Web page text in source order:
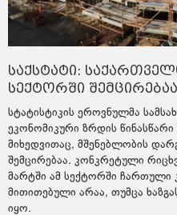
საქსტატი:
სექტორში შემცირებაა
სტატისტიკის ეროვნულმა
ეკონომიკური ზრდის წინასწარი
მიხედვითაც, მშენებლობის
შემცირებაა. კონკრეტული
მარტში ამ სექტორში ჩართული
მითითებული არაა, თუმცა
იყო.